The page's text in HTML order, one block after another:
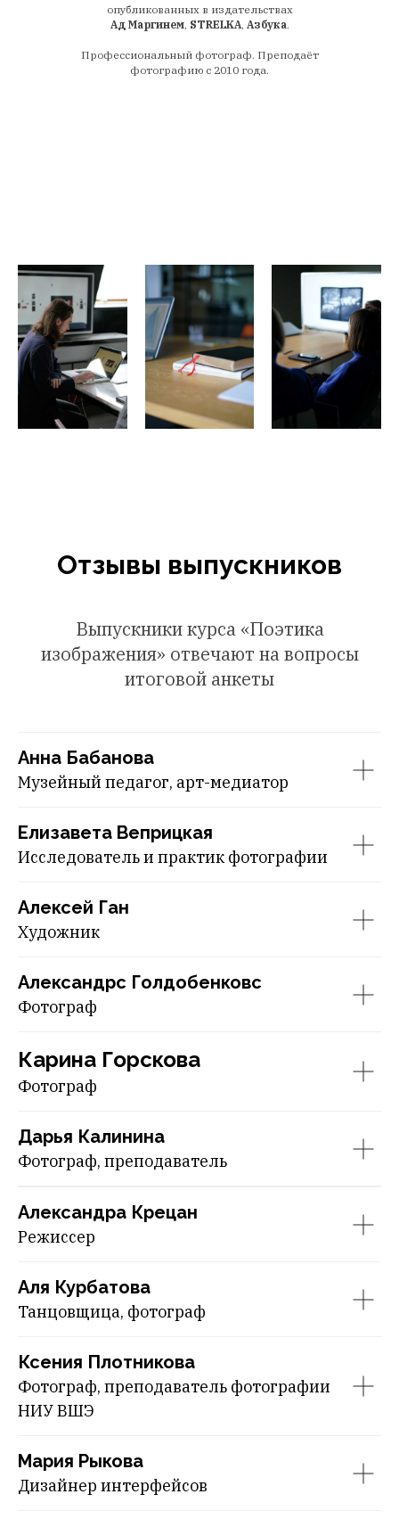
опубликованных в издательствах
Ад Маргинем, STRELKA, Азбука.
Профессиональный фотограф. Преподаёт
фотографию с 2010 года.
Отзывы выпускников
Выпускники курса «Поэтика
изображения» отвечают на вопросы
итоговой анкеты
Анна Бабанова
Музейный педагог, арт-медиатор
Елизавета Веприцкая
Исследователь и практик фотографии
Алексей Ган
Художник
Александрс Голдобенковс
Фотограф
Карина Горскова
Фотограф
Дарья Калинина
Фотограф, преподаватель
Александра Крецан
Режиссер
Аля Курбатова
Танцовщица, фотограф
Ксения Плотникова
Фотограф, преподаватель фотографии
НИУ ВШЭ
Мария Рыкова
Дизайнер интерфейсов